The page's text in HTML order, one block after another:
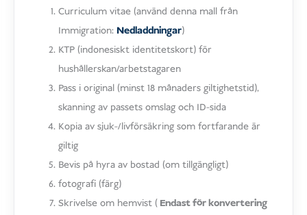
Curriculum vitae (använd denna mall från
Immigration: Nedladdningar)
KTP (indonesiskt identitetskort) för
hushållerskan/arbetstagaren
Pass i original (minst 18 månaders giltighetstid),
skanning av passets omslag och ID-sida
Kopia av sjuk-/livförsäkring som fortfarande är
giltig
Bevis på hyra av bostad (om tillgängligt)
fotografi (färg)
Skrivelse om hemvist ( Endast för konvertering